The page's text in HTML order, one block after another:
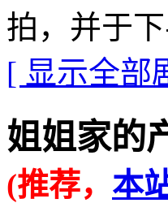
拍，并于下
[ 显示全部
姐姐家的
(推荐， 本